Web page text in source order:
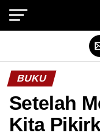
BUKU
Setelah
Kita